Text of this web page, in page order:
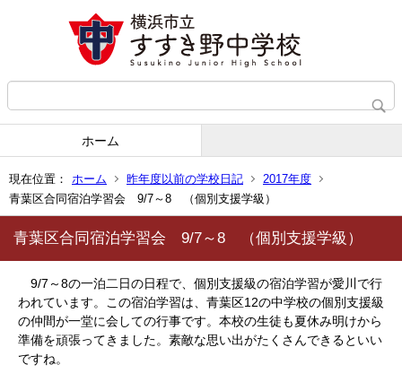
ホーム
現在位置： ホーム 昨年度以前の学校日記
2017年度
青葉区合同宿泊学習会 9/7～8 （個別支援学級）
青葉区合同宿泊学習会 9/7～8 （個別支援学級）
9/7～8の一泊二日の日程で、個別支援級の宿泊学習が愛川で行
われています。この宿泊学習は、青葉区12の中学校の個別支援級
の仲間が一堂に会しての行事です。本校の生徒も夏休み明けから
準備を頑張ってきました。素敵な思い出がたくさんできるといい
ですね。